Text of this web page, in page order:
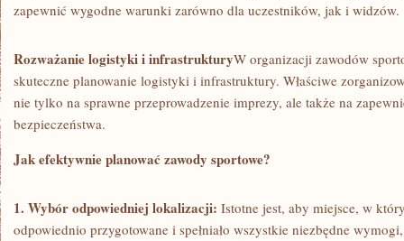
zapewnić wygodne warunki zarówno ​dla‌ uczestników, jak i widzów.
Rozważanie logistyki i infrastrukturyW⁢ organizacji zawodów
skuteczne planowanie logistyki i infrastruktury. Właściwe
nie ⁤tylko ⁢na sprawne ⁣przeprowadzenie imprezy, ale ‌także​ na⁣
‍bezpieczeństwa.
Jak efektywnie planować zawody ‌sportowe?
1. Wybór​ odpowiedniej lokalizacji: Istotne⁤ jest, ​aby ‌miejsce,​ w
odpowiednio przygotowane‍ i ⁢spełniało wszystkie niezbędne